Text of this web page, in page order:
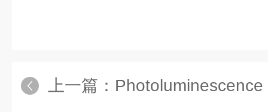
上一篇： Photoluminescence Quantum